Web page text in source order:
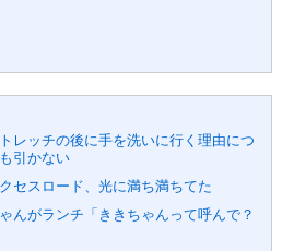
レッチの後に手を洗いに行く理由につ
引かない
セスロード、光に満ち満ちてた
んがランチ「ききちゃんって呼んで？